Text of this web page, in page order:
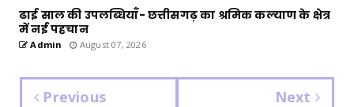
ढाई साल की उपलब्धियाँ- छत्तीसगढ़ का श्रमिक कल्याण के क्षेत्र
में नई पहचान
Admin August 07, 2026
Previous Next